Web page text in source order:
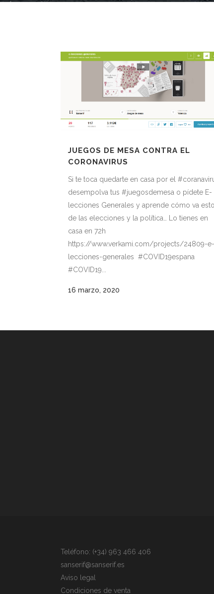
JUEGOS DE MESA CONTRA EL
CORONAVIRUS
Si te toca quedarte en casa por el
desempolva tus #juegosdemesa o pídete E-
lecciones Generales y aprende cómo va esto
de las elecciones y la política… Lo tienes en
casa en 72h
https://www.verkami.com/projects/24809-e-
lecciones-generales #COVID19espana
#COVID19...
16 marzo, 2020
Teléfono: (+34) 963 466 406
sanserif@sanserif.es
Aviso legal
Condiciones de venta